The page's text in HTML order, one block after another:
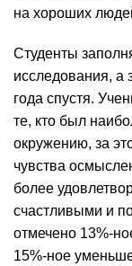
на хороших
Студенты
исследования, а
года спустя.
те, кто был
окружению, за
чувства
более
счастливыми и
отмечено 13%-
15%-ное